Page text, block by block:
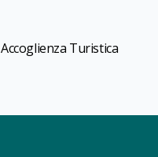
Turistica